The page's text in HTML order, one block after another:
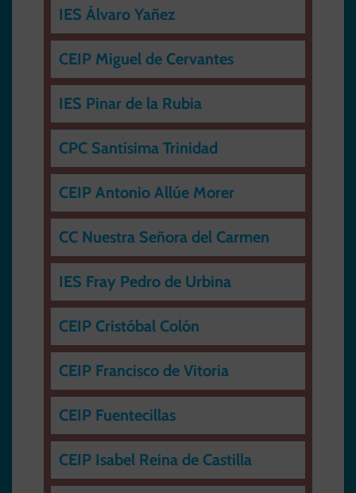
IES Álvaro Yañez
CEIP Miguel de Cervantes
IES Pinar de la Rubia
CPC Santísima Trinidad
CEIP Antonio Allúe Morer
CC Nuestra Señora del Carmen
IES Fray Pedro de Urbina
CEIP Cristóbal Colón
CEIP Francisco de Vitoria
CEIP Fuentecillas
CEIP Isabel Reina de Castilla